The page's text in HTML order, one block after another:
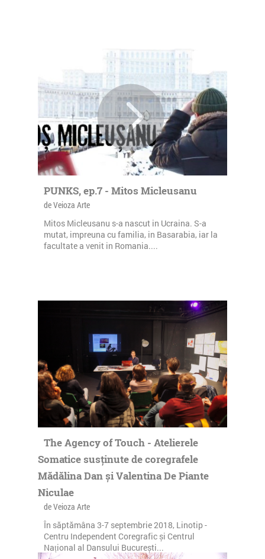
PUNKS, ep.7 - Mitos Micleusanu
de Veioza Arte
Mitos Micleusanu s-a nascut in Ucraina. S-a
mutat, impreuna cu familia, in Basarabia, iar la
facultate a venit in Romania....
The Agency of Touch - Atelierele
Somatice susținute de coregrafele
Mădălina Dan și Valentina De Piante
Niculae
de Veioza Arte
În săptămâna 3-7 septembrie 2018, Linotip -
Centru Independent Coregrafic și Centrul
Național al Dansului București...